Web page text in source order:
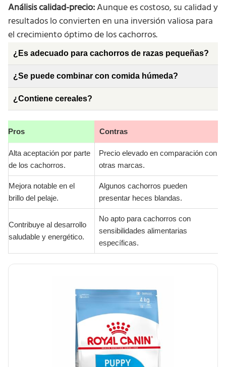
Análisis calidad-precio:Aunque es costoso, su calidad y
resultados lo convierten en una inversión valiosa para
el crecimiento óptimo de los cachorros.
¿Es adecuado para cachorros de razas pequeñas?
¿Se puede combinar con comida húmeda?
¿Contiene cereales?
Pros Contras
Alta aceptación por parte
de los cachorros.
Precio elevado en comparación con
otras marcas.
Mejora notable en el
brillo del pelaje.
Algunos cachorros pueden
presentar heces blandas.
Contribuye al desarrollo
saludable y energético.
No apto para cachorros con
sensibilidades alimentarias
específicas.